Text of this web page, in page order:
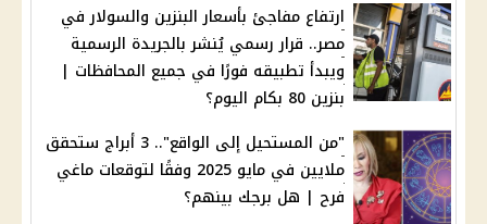
ارتفاع مفاجئ بأسعار البنزين والسولار في
مصر.. قرار رسمي يُنشر بالجريدة الرسمية
ويبدأ تطبيقه فورًا في جميع المحافظات |
بنزين 80 بكام اليوم؟
"من المستحيل إلى الواقع".. 3 أبراج ستحقق
ملايين في مايو 2025 وفقًا لتوقعات ماغي
فرح | هل برجك بينهم؟